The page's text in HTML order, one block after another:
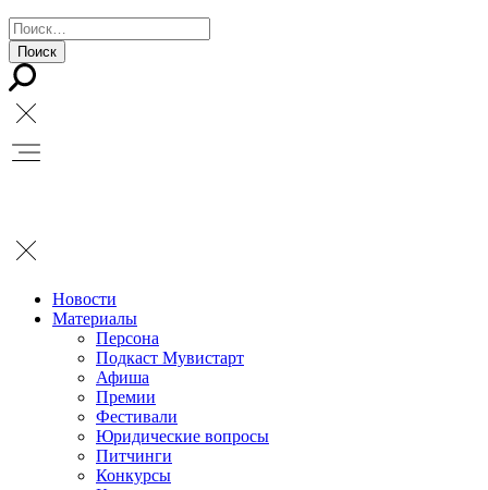
Новости
Материалы
Персона
Подкаст Мувистарт
Афиша
Премии
Фестивали
Юридические вопросы
Питчинги
Конкурсы